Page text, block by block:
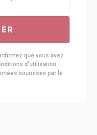
que vous avez
d'utilisation
soumises par le